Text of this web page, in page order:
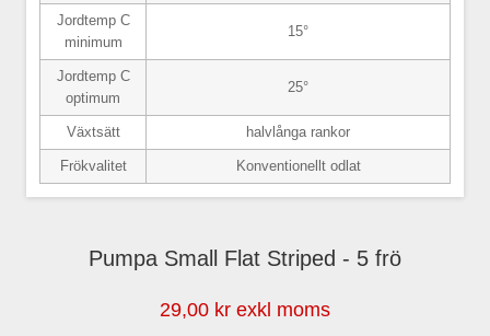
Jordtemp C
minimum
15°
Jordtemp C
optimum
25°
Växtsätt halvlånga rankor
Frökvalitet Konventionellt odlat
Pumpa Small Flat Striped - 5 frö
29,00 kr exkl moms